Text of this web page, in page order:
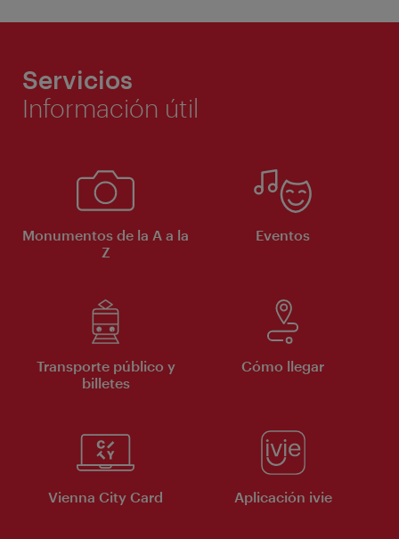
Servicios
Información útil
Monumentos de la A a la
Z
Eventos
Transporte público y
billetes
Cómo llegar
Vienna City Card Aplicación ivie